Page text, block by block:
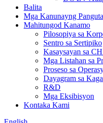
Balita
Mga Kanunayng
Mahitungod Kanamo
Pilosopiya sa
Sentro sa Sertipiko
Kasaysayan sa
Mga Listahan sa
Proseso sa
Dayagram sa
R&D
Mga Eksibisyon
Kontaka Kami